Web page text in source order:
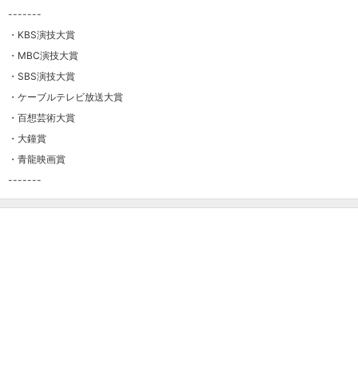
-------
・KBS演技大賞
・MBC演技大賞
・SBS演技大賞
・ケーブルテレビ放送大賞
・百想芸術大賞
・大鐘賞
・青龍映画賞
-------